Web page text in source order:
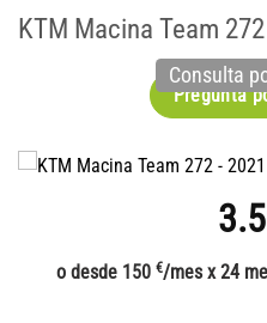
KTM Macina Team 272
Pregunta
Consulta
o desde 150 €/mes x 24